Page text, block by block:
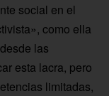
social en el
como ella
las
esta lacra, pero
limitadas,